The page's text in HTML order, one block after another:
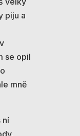
piju a
se opil
mně
ní